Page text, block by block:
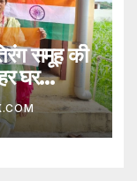
समूह की
घर